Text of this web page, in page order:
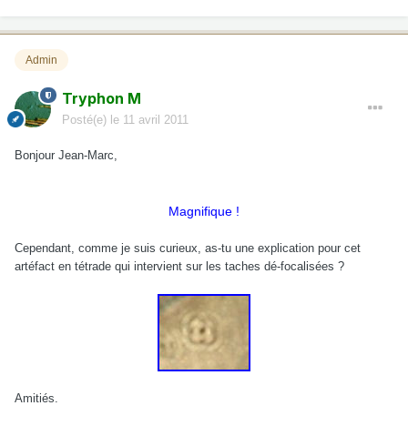
Admin
Tryphon M
Posté(e) le 11 avril 2011
Bonjour Jean-Marc,
Magnifique !
Cependant, comme je suis curieux, as-tu une explication pour cet
artéfact en tétrade qui intervient sur les taches dé-focalisées ?
Amitiés.